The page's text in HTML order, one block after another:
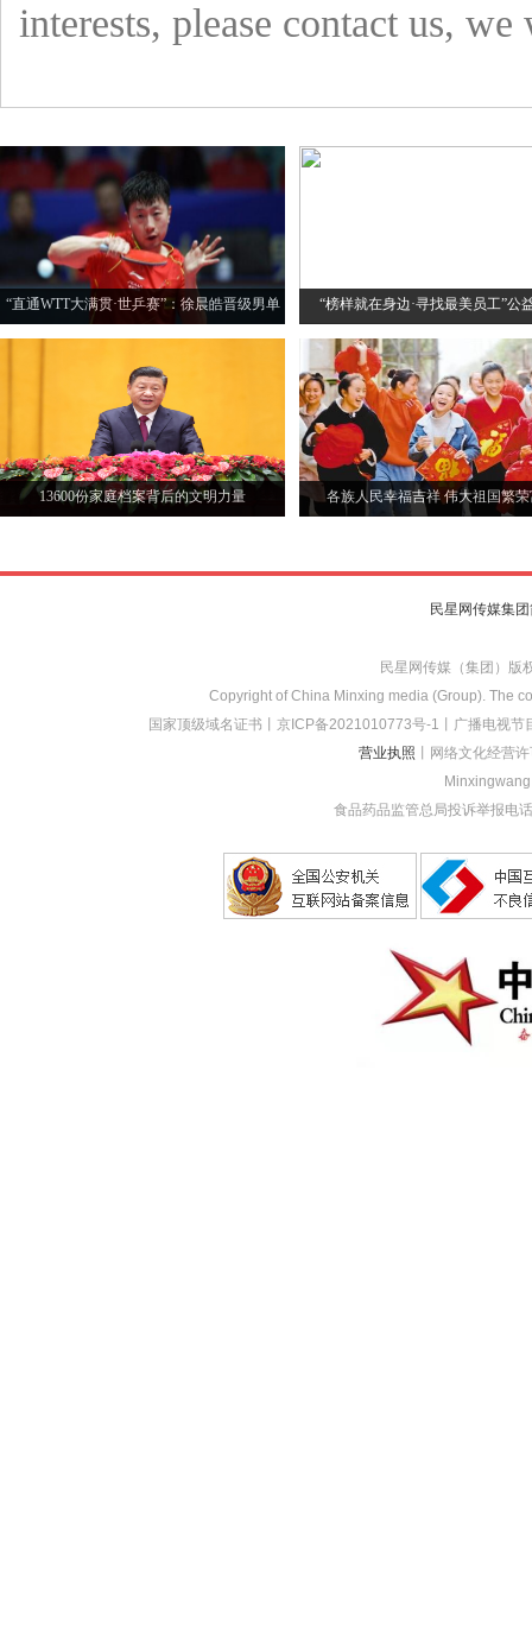
interests, please contact us,
“直通WTT大满贯·世乒赛”：徐晨皓晋级男单
四强
“榜样就在身边·寻找最美员工”公
13600份家庭档案背后的文明力量 各族人民幸福吉祥 伟大祖国繁
民星网传媒集
民星网传媒（集团）版
Copyright of China Minxing media (Group). The
国家顶级域名证书
京ICP备2021010773号-1
广播电视节
营业执照 丨网络文化经营
食品药品监管总局投诉举报电